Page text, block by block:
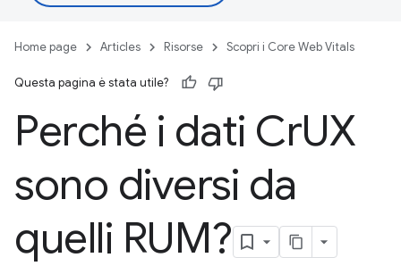
Home page Articles Risorse Scopri i Core Web Vitals
Questa pagina è stata utile?
Perché i dati CrUX
sono diversi da
quelli RUM?